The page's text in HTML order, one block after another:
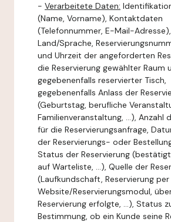
- Verarbeitete Daten:
(Name, Vorname), Kontaktdaten
(Telefonnummer, E-Mail-Adresse),
Land/Sprache,
und Uhrzeit der angeforderten
die Reservierung gewählter Raum
gegebenenfalls reservierter Tisch,
gegebenenfalls Anlass der
(Geburtstag, berufliche
Familienveranstaltung, ...), Anzahl
für die Reservierungsanfrage,
der Reservierungs- oder
Status der Reservierung
auf Warteliste, ...), Quelle der
(Laufkundschaft, Reservierung per
Website/Reservierungsmodul,
Reservierung erfolgte, ...), Status
Bestimmung, ob ein Kunde seine